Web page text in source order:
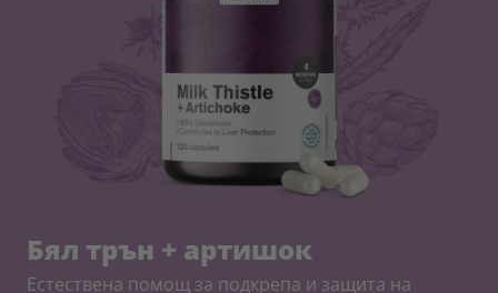
Бял трън + артишок
Естествена помощ за подкрепа и защита на